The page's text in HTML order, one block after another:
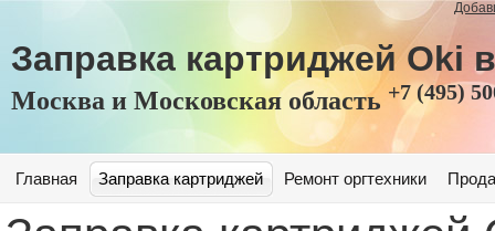
Заправка картриджей Oki
Москва и Московская область +7 (495)
Главная Заправка картриджей Ремонт оргтехники